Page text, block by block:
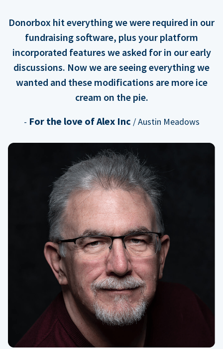
Donorbox hit everything we were required in our
fundraising software, plus your platform
incorporated features we asked for in our early
discussions. Now we are seeing everything we
wanted and these modifications are more ice
cream on the pie.
- For the love of Alex Inc / Austin Meadows